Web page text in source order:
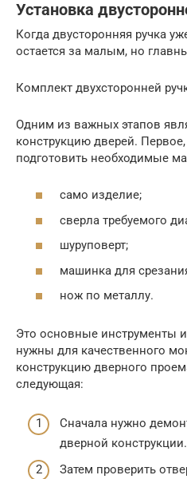
Установка
Когда двусторонняя ручка
остается за малым, но
Комплект двухсторонней
Одним из важных этапов
конструкцию дверей. Первое,
подготовить необходимые
само изделие;
сверла требуемого
шуруповерт;
машинка для
нож по металлу.
Это основные инструменты
нужны для качественного
конструкцию дверного
следующая:
Сначала нужно
дверной конструкции.
Затем проверить